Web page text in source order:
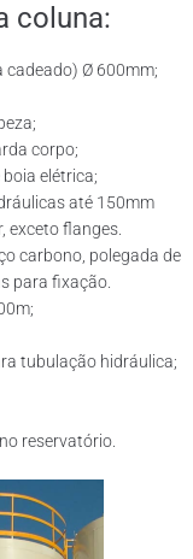
coluna:
cadeado) Ø 600mm;
corpo;
elétrica;
até 150mm
exceto flanges.
carbono, polegada de
para fixação.
tubulação hidráulica;
reservatório.